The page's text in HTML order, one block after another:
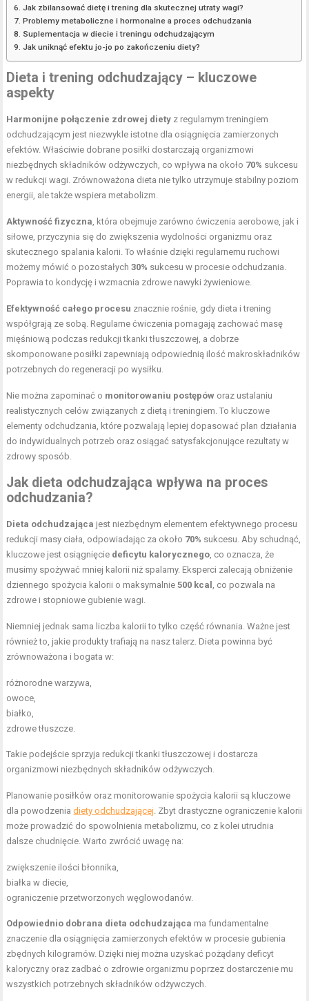
Jak zbilansować dietę i trening dla skutecznej utraty wagi?
Problemy metaboliczne i hormonalne a proces odchudzania
Suplementacja w diecie i treningu odchudzającym
Jak uniknąć efektu jo-jo po zakończeniu diety?
Dieta i trening odchudzający – kluczowe
aspekty
Harmonijne połączenie zdrowej diety z regularnym treningiem
odchudzającym jest niezwykle istotne dla osiągnięcia zamierzonych
efektów. Właściwie dobrane posiłki dostarczają organizmowi
niezbędnych składników odżywczych, co wpływa na około 70% sukcesu
w redukcji wagi. Zrównoważona dieta nie tylko utrzymuje stabilny poziom
energii, ale także wspiera metabolizm.
Aktywność fizyczna , która obejmuje zarówno ćwiczenia aerobowe, jak i
siłowe, przyczynia się do zwiększenia wydolności organizmu oraz
skutecznego spalania kalorii. To właśnie dzięki regularnemu ruchowi
możemy mówić o pozostałych30% sukcesu w procesie odchudzania.
Poprawia to kondycję i wzmacnia zdrowe nawyki żywieniowe.
Efektywność całego procesu znacznie rośnie, gdy dieta i trening
współgrają ze sobą. Regularne ćwiczenia pomagają zachować masę
mięśniową podczas redukcji tkanki tłuszczowej, a dobrze
skomponowane posiłki zapewniają odpowiednią ilość makroskładników
potrzebnych do regeneracji po wysiłku.
Nie można zapominać o monitorowaniu postępów oraz ustalaniu
realistycznych celów związanych z dietą i treningiem. To kluczowe
elementy odchudzania, które pozwalają lepiej dopasować plan działania
do indywidualnych potrzeb oraz osiągać satysfakcjonujące rezultaty w
zdrowy sposób.
Jak dieta odchudzająca wpływa na proces
odchudzania?
Dieta odchudzająca jest niezbędnym elementem efektywnego procesu
redukcji masy ciała, odpowiadając za około 70% sukcesu. Aby schudnąć,
kluczowe jest osiągnięcie deficytu kalorycznego , co oznacza, że
musimy spożywać mniej kalorii niż spalamy. Eksperci zalecają obniżenie
dziennego spożycia kalorii o maksymalnie500 kcal
, co pozwala na
zdrowe i stopniowe gubienie wagi.
Niemniej jednak sama liczba kalorii to tylko część równania. Ważne jest
również to, jakie produkty trafiają na nasz talerz. Dieta powinna być
zrównoważona i bogata w:
różnorodne warzywa,
owoce,
białko,
zdrowe tłuszcze.
Takie podejście sprzyja redukcji tkanki tłuszczowej i dostarcza
organizmowi niezbędnych składników odżywczych.
Planowanie posiłków oraz monitorowanie spożycia kalorii są kluczowe
dla powodzeniadiety odchudzającej . Zbyt drastyczne ograniczenie kalorii
może prowadzić do spowolnienia metabolizmu, co z kolei utrudnia
dalsze chudnięcie. Warto zwrócić uwagę na:
zwiększenie ilości błonnika,
białka w diecie,
ograniczenie przetworzonych węglowodanów.
Odpowiednio dobrana dieta odchudzająca ma fundamentalne
znaczenie dla osiągnięcia zamierzonych efektów w procesie gubienia
zbędnych kilogramów. Dzięki niej można uzyskać pożądany deficyt
kaloryczny oraz zadbać o zdrowie organizmu poprzez dostarczenie mu
wszystkich potrzebnych składników odżywczych.